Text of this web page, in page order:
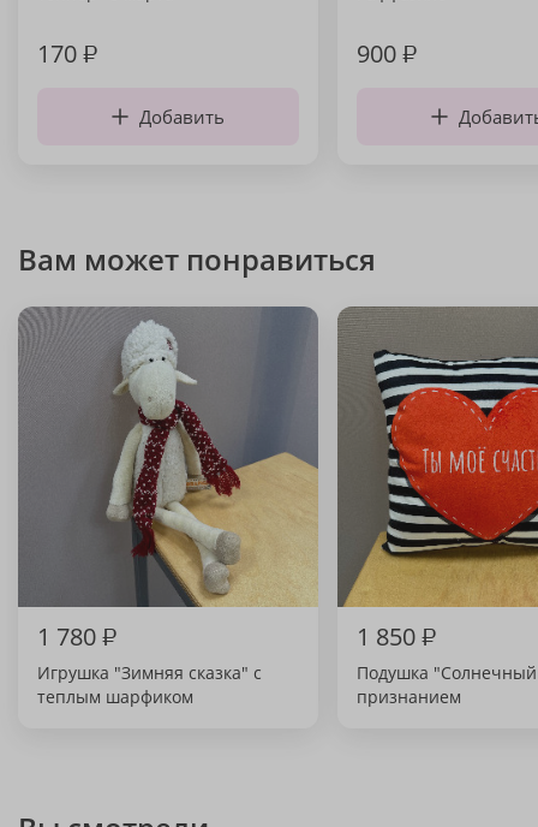
170₽
Добавить
900₽
Вам может понравиться
1 780₽
Игрушка "Зимняя сказка" с
теплым шарфиком
1 850₽
Подушка "Солнечный
признанием